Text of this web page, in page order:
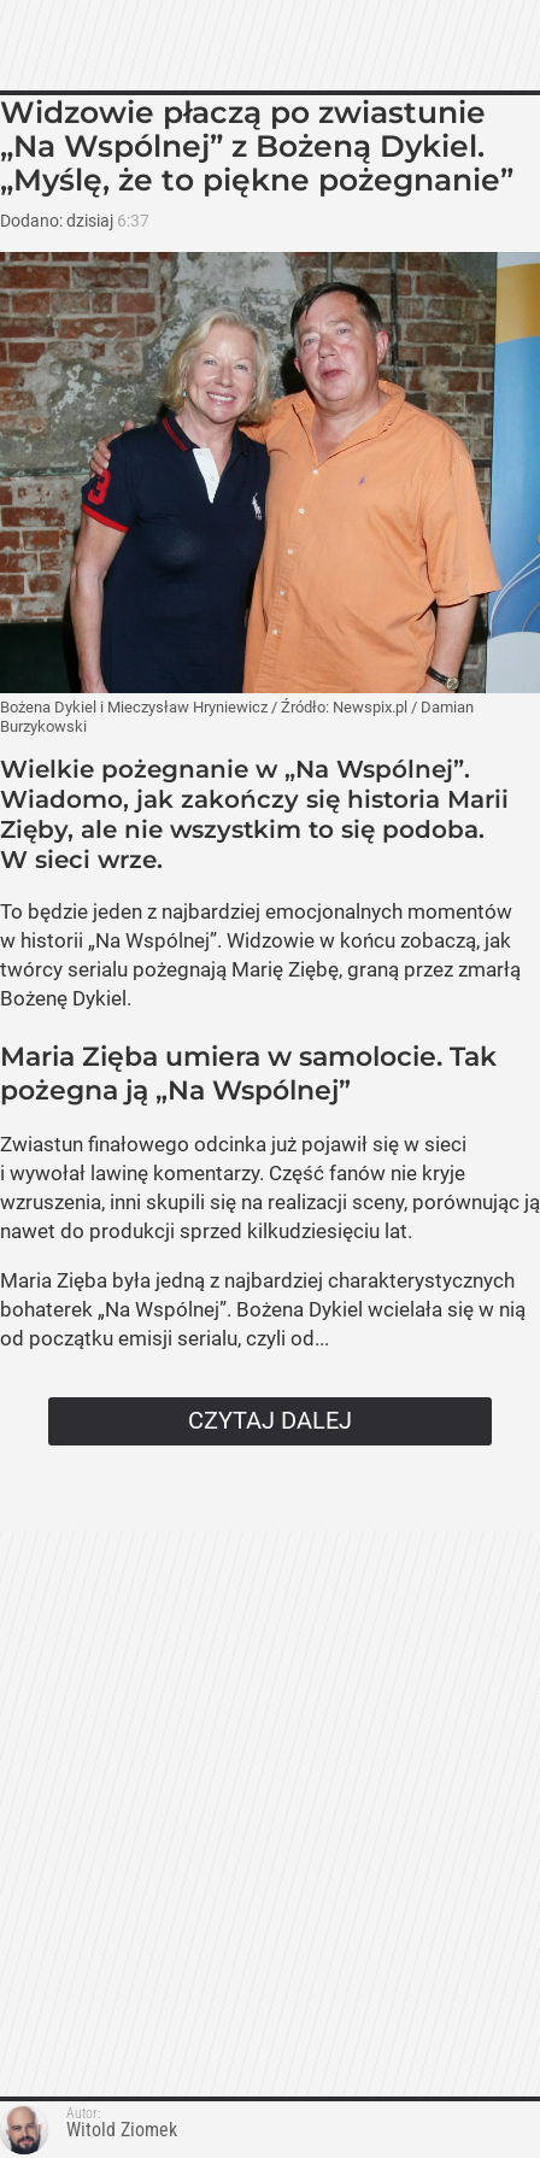
Widzowie płaczą po zwiastunie
„Na Wspólnej” z Bożeną Dykiel.
„Myślę, że to piękne pożegnanie”
Dodano:dzisiaj 6:37
Bożena Dykiel i Mieczysław Hryniewicz / Źródło: Newspix.pl / Damian
Burzykowski
Wielkie pożegnanie w „Na Wspólnej”.
Wiadomo, jak zakończy się historia Marii
Zięby, ale nie wszystkim to się podoba.
W sieci wrze.
To będzie jeden z najbardziej emocjonalnych momentów
w historii „Na Wspólnej”. Widzowie w końcu zobaczą, jak
twórcy serialu pożegnają Marię Ziębę, graną przez zmarłą
Bożenę Dykiel.
Maria Zięba umiera w samolocie. Tak
pożegna ją „Na Wspólnej”
Zwiastun finałowego odcinka już pojawił się w sieci
i wywołał lawinę komentarzy. Część fanów nie kryje
wzruszenia, inni skupili się na realizacji sceny, porównując ją
nawet do produkcji sprzed kilkudziesięciu lat.
Maria Zięba była jedną z najbardziej charakterystycznych
bohaterek „Na Wspólnej”. Bożena Dykiel wcielała się w nią
od początku emisji serialu, czyli od...
CZYTAJ DALEJ
Autor:
Witold Ziomek